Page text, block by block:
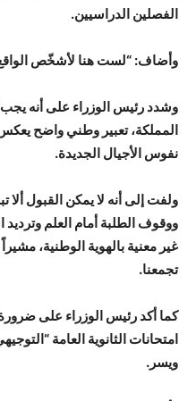
الفصلين الدراسيين.
وأضاف: “لست هنا لأشخّص
وشدد رئيس الوزراء على أنه
المملكة، تعبير وطني واضح
نفوس الأجيال الجديدة.
ولفت إلى أنه لا يمكن القبول ألا
ووقوف الطلبة أمام العلم
غير معنية بالهوية الوطنية،
تجمعنا.
كما أكد رئيس الوزراء على ضرورة
امتحانات الثانوية العامة
ويسر.